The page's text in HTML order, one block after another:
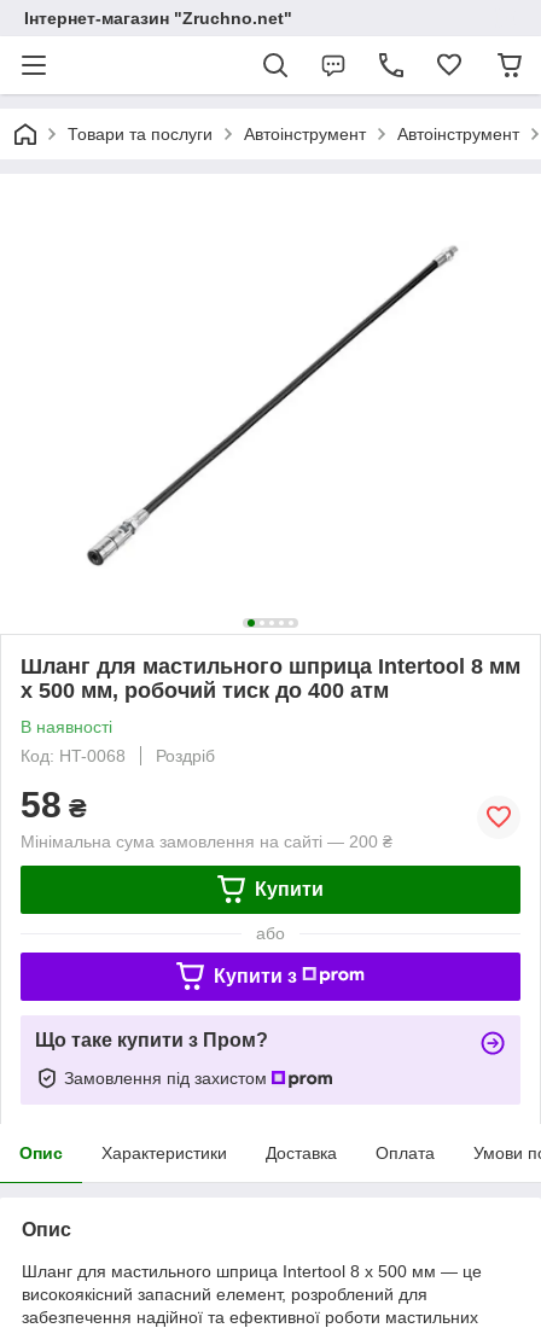
Інтернет-магазин "Zruchno.net"
Товари та послуги Автоінструмент Автоінструмент
Шланг для мастильного шприца Intertool 8 мм
х 500 мм, робочий тиск до 400 атм
В наявності
Код: HT-0068
Роздріб
58 ₴
Мінімальна сума замовлення на сайті — 200 ₴
Купити
або
Купити з
Що таке купити з Пром?
Замовлення під захистом
Опис Характеристики Доставка Оплата Умови
Опис
Шланг для мастильного шприца Intertool 8 х 500 мм — це
високоякісний запасний елемент, розроблений для
забезпечення надійної та ефективної роботи мастильних